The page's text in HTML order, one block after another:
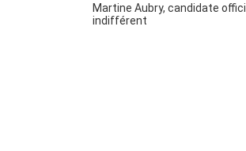
Martine Aubry, candidate
indifférent